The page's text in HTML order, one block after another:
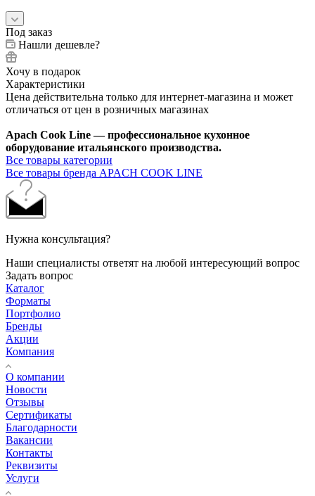
Под заказ
Нашли дешевле?
Хочу в подарок
Характеристики
Цена действительна только для интернет-магазина и может
отличаться от цен в розничных магазинах
Apach Cook Line — профессиональное кухонное
оборудование итальянского производства.
Все товары категории
Все товары бренда APACH COOK LINE
Нужна консультация?
Наши специалисты ответят на любой интересующий вопрос
Задать вопрос
Каталог
Форматы
Портфолио
Бренды
Акции
Компания
О компании
Новости
Отзывы
Сертификаты
Благодарности
Вакансии
Контакты
Реквизиты
Услуги